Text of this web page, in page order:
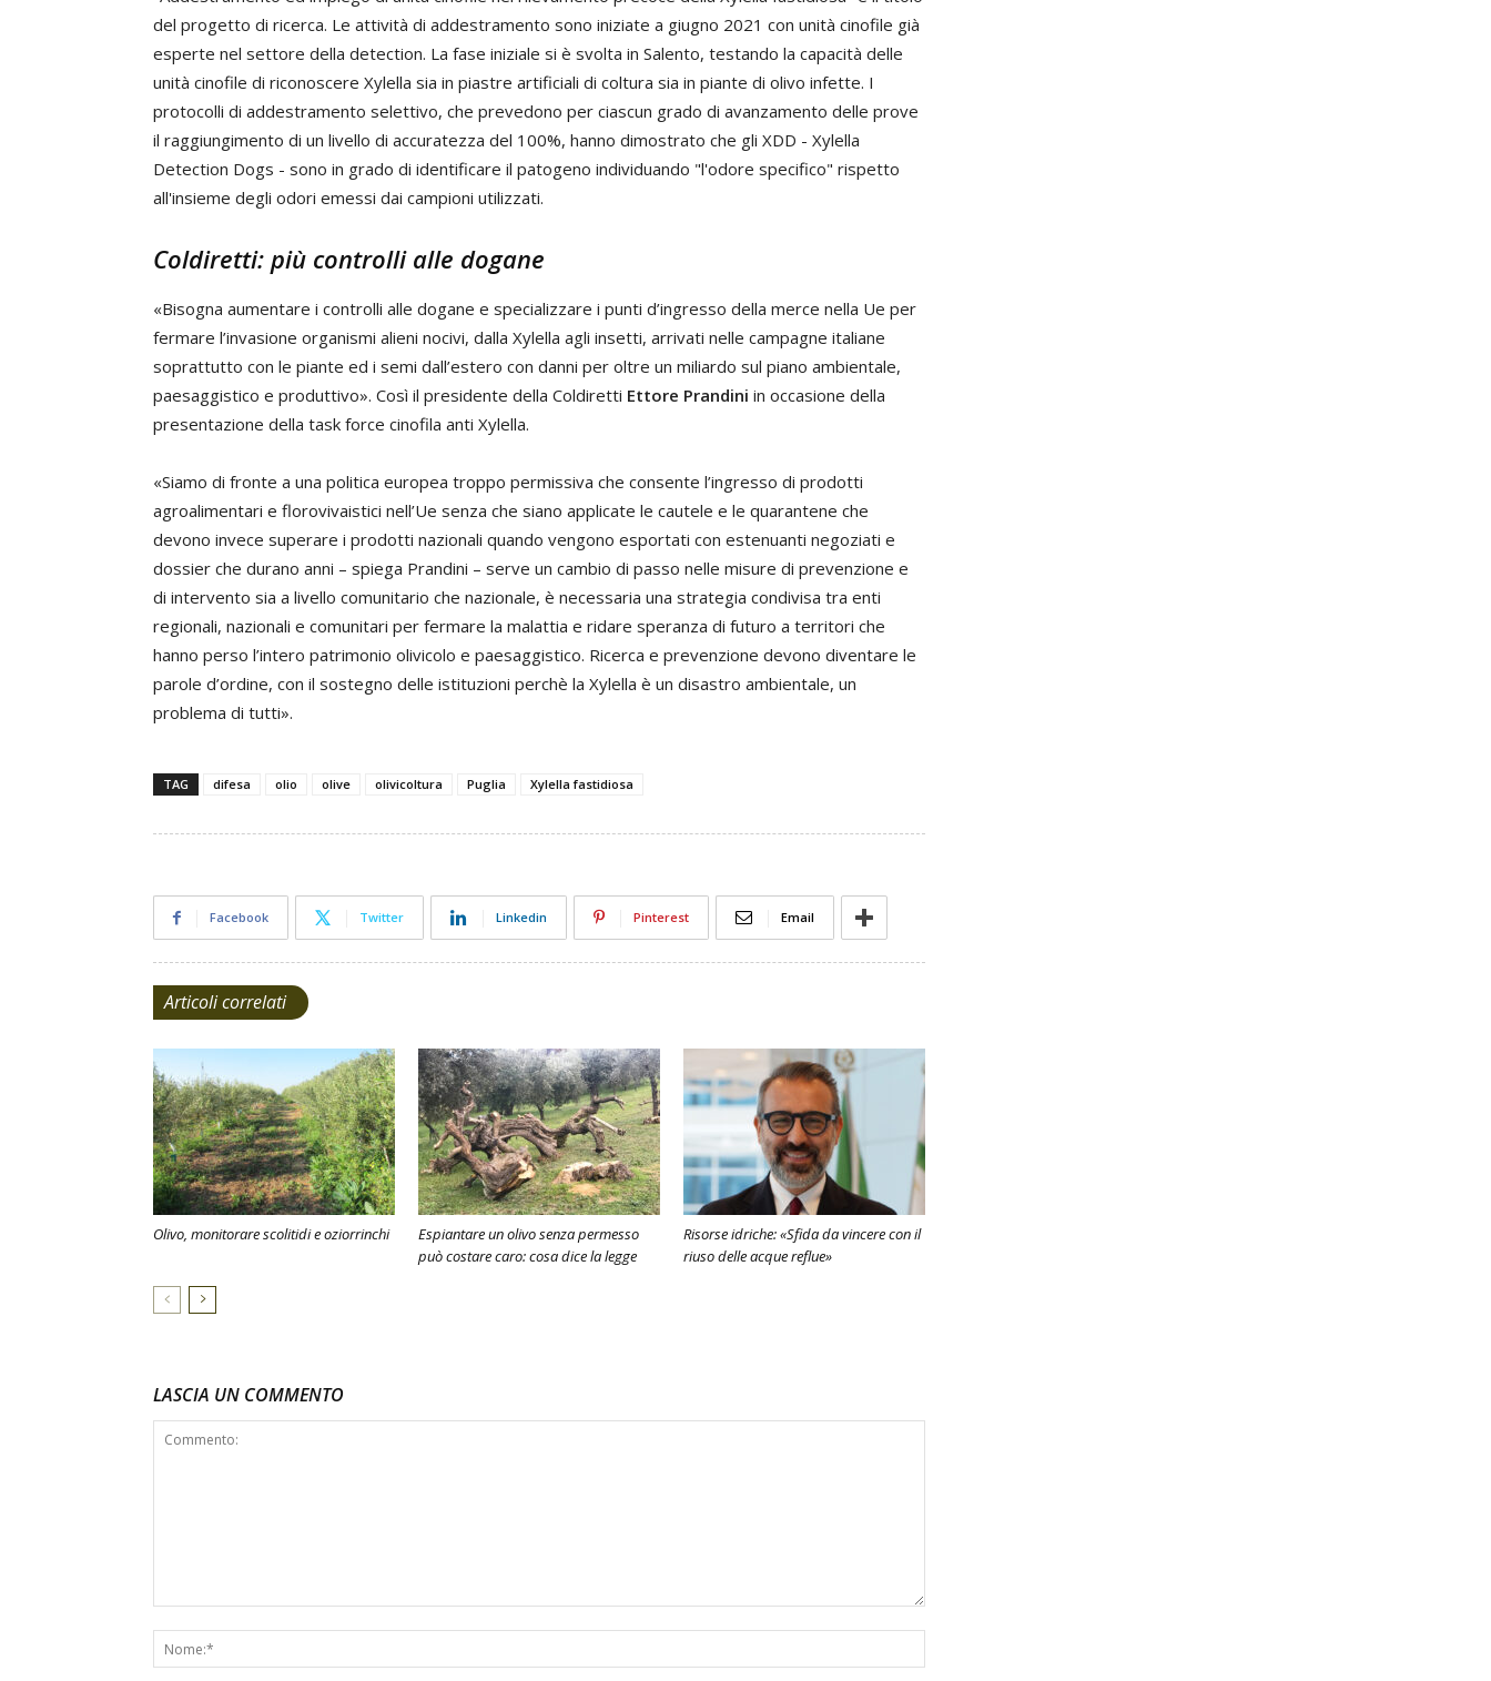
del progetto di ricerca. Le attività di addestramento sono iniziate a giugno 2021 con unità cinofile già
esperte nel settore della detection. La fase iniziale si è svolta in Salento, testando la capacità delle
unità cinofile di riconoscere Xylella sia in piastre artificiali di coltura sia in piante di olivo infette. I
protocolli di addestramento selettivo, che prevedono per ciascun grado di avanzamento delle prove
il raggiungimento di un livello di accuratezza del 100%, hanno dimostrato che gli XDD - Xylella
Detection Dogs - sono in grado di identificare il patogeno individuando "l'odore specifico" rispetto
all'insieme degli odori emessi dai campioni utilizzati.
Coldiretti: più controlli alle dogane
«Bisogna aumentare i controlli alle dogane e specializzare i punti d’ingresso della merce nella Ue per
fermare l’invasione organismi alieni nocivi, dalla Xylella agli insetti, arrivati nelle campagne italiane
soprattutto con le piante ed i semi dall’estero con danni per oltre un miliardo sul piano ambientale,
paesaggistico e produttivo». Così il presidente della Coldiretti Ettore Prandini in occasione della
presentazione della task force cinofila anti Xylella.
«Siamo di fronte a una politica europea troppo permissiva che consente l’ingresso di prodotti
agroalimentari e florovivaistici nell’Ue senza che siano applicate le cautele e le quarantene che
devono invece superare i prodotti nazionali quando vengono esportati con estenuanti negoziati e
dossier che durano anni – spiega Prandini – serve un cambio di passo nelle misure di prevenzione e
di intervento sia a livello comunitario che nazionale, è necessaria una strategia condivisa tra enti
regionali, nazionali e comunitari per fermare la malattia e ridare speranza di futuro a territori che
hanno perso l’intero patrimonio olivicolo e paesaggistico. Ricerca e prevenzione devono diventare le
parole d’ordine, con il sostegno delle istituzioni perchè la Xylella è un disastro ambientale, un
problema di tutti».
TAG difesa olio olive olivicoltura Puglia Xylella fastidiosa
Facebook Twitter Linkedin Pinterest Email
Articoli correlati
Olivo, monitorare scolitidi e oziorrinchi
Espiantare un olivo senza permesso
può costare caro: cosa dice la legge
Risorse idriche: «Sfida da vincere con il
riuso delle acque reflue»
LASCIA UN COMMENTO